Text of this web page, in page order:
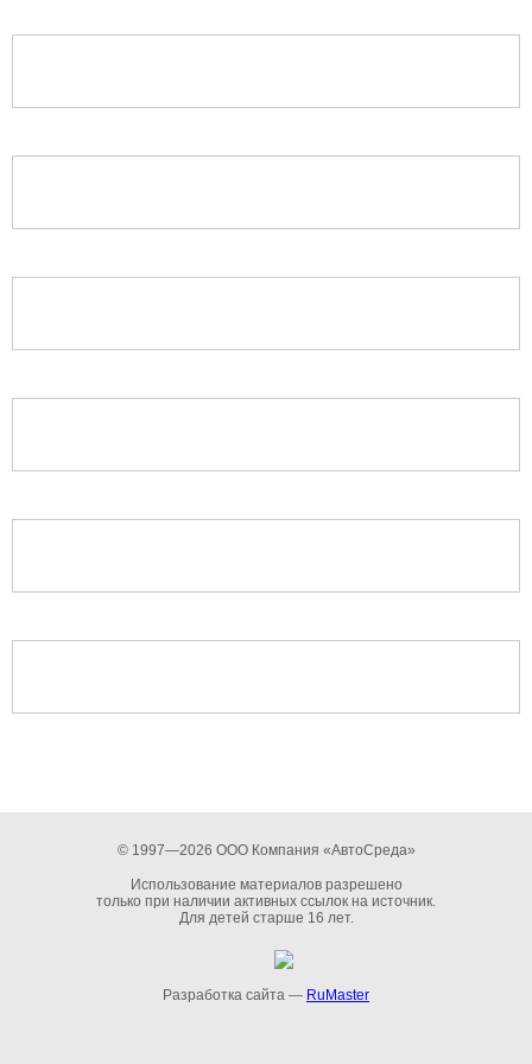
© 1997—2026 ООО Компания «АвтоСреда»
Использование материалов разрешено
только при наличии активных ссылок на источник.
Для детей старше 16 лет.
Разработка сайта — RuMaster